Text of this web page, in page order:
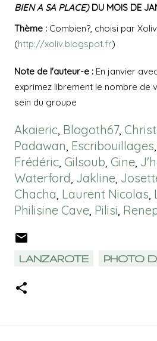
BIEN A SA PLACE) DU MOIS DE
Thème : Combien?, choisi par
(http://xoliv.blogspot.fr)
Note de l'auteur-e : En janvier
exprimez librement le nombre de
sein du groupe
Akaieric, Blogoth67,
Padawan, Escribouillages,
Frédéric, Gilsoub, Gine,
Waterford, Jakline,
Chacha, Laurent Nicolas,
Philisine Cave, Pilisi,
LANZAROTE PHOTO